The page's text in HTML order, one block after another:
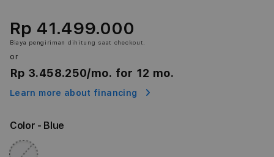
Rp 41.499.000
Biaya pengiriman dihitung saat checkout.
or
Rp 3.458.250/mo. for 12 mo.
Learn more about financing
Color - Blue